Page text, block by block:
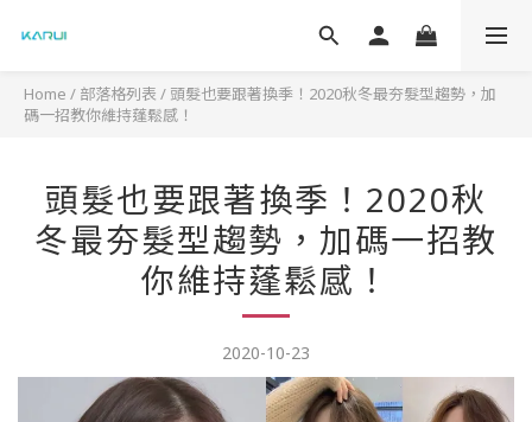
Home / 部落格列表 / 頭髮也要跟著換季！2020秋冬最夯髮型趨勢，加
碼一招教你維持蓬鬆感！
頭髮也要跟著換季！2020秋
冬最夯髮型趨勢，加碼一招教
你維持蓬鬆感！
2020-10-23